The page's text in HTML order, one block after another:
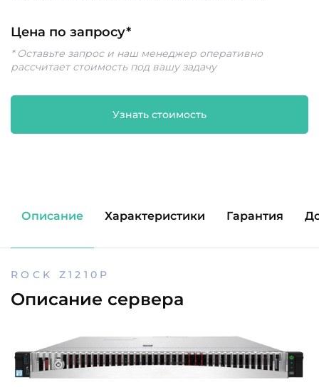
Цена по запросу*
* Оставьте запрос и наш менеджер оперативно
рассчитает стоимость под вашу задачу
Узнать стоимость
Описание Характеристики Гарантия
ROCK Z1210P
Описание сервера
Характеристики не указаны
Гарантия
ROCK Z1210P
Отзывы клиентов